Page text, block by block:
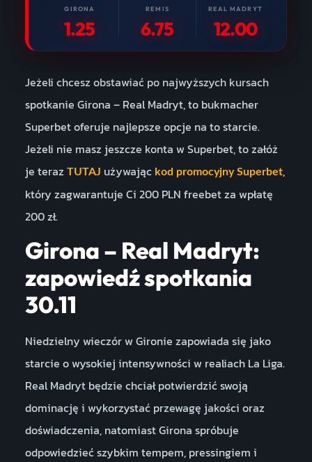
GIRONA
1.25
REMIS
6.75
REAL MADRYT
12.00
Jeżeli chcesz obstawiać po najwyższych kursach
spotkanie Girona – Real Madryt, to bukmacher
Superbet oferuje najlepsze opcje na to starcie.
Jeżeli nie masz jeszcze konta w Superbet, to załóż
je teraz TUTAJ używając kod promocyjny Superbet,
który zagwarantuje Ci 200 PLN freebet za wpłatę
200 zł.
Girona – Real Madryt:
zapowiedź spotkania
30.11
Niedzielny wieczór w Gironie zapowiada się jako
starcie o wysokiej intensywności w realiach La Liga.
Real Madryt będzie chciał potwierdzić swoją
dominację i wykorzystać przewagę jakości oraz
doświadczenia, natomiast Girona spróbuje
odpowiedzieć szybkim tempem, pressingiem i